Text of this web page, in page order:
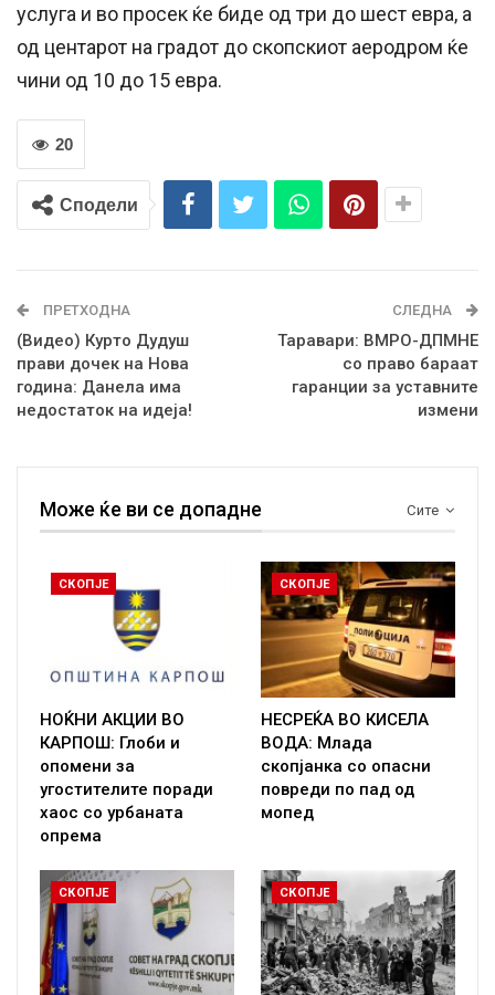
услуга и во просек ќе биде од три до шест евра, а
од центарот на градот до скопскиот аеродром ќе
чини од 10 до 15 евра.
20
Сподели
ПРЕТХОДНА
(Видео) Курто Дудуш
прави дочек на Нова
година: Данела има
недостаток на идеја!
СЛЕДНА
Таравари: ВМРО-ДПМНЕ
со право бараат
гаранции за уставните
измени
Сите
Може ќе ви се допадне
СКОПЈЕ
НОЌНИ АКЦИИ ВО
КАРПОШ: Глоби и
опомени за
угостителите поради
хаос со урбаната
опрема
СКОПЈЕ
НЕСРЕЌА ВО КИСЕЛА
ВОДА: Млада
скопјанка со опасни
повреди по пад од
мопед
СКОПЈЕ СКОПЈЕ